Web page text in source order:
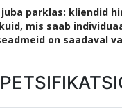
juba parklas: kliendid
mis saab
on saadaval